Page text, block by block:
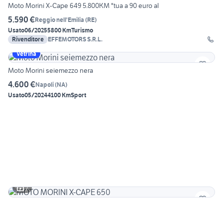
Moto Morini X-Cape 649 5.800KM "tua a 90 euro al
5.590 €Reggio nell'Emilia (RE)
Usato06/20255800 KmTurismo
Rivenditore EFFEMOTORS S.R.L.
Vetrina
Moto Morini seiemezzo nera
4.600 €Napoli(NA)
Usato05/20244100 KmSport
7